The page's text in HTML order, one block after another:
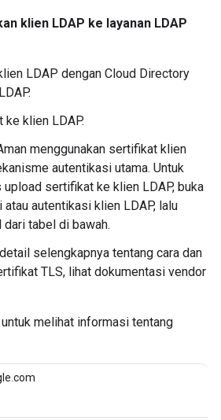
klien LDAP ke layanan LDAP
LDAP dengan Cloud Directory
klien LDAP.
menggunakan sertifikat klien
autentikasi utama. Untuk
sertifikat ke klien LDAP, buka
autentikasi klien LDAP, lalu
tabel di bawah.
selengkapnya tentang cara dan
TLS, lihat dokumentasi vendor
melihat informasi tentang